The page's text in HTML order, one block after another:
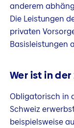
anderem
Die Leistungen
privaten
Basisleistungen
Wer ist in
Obligatorisch in
Schweiz
beispielsweise